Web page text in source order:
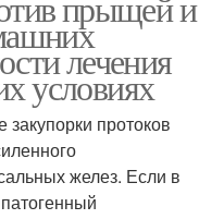
лечения
условиях
протоков
желез. Если в